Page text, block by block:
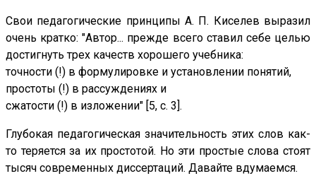
Свои педагогические принципы А. П. Киселев выразил
очень кратко: "Автор... прежде всего ставил себе целью
достигнуть трех качеств хорошего учебника:
точности (!) в формулировке и установлении понятий,
простоты (!) в рассуждениях и
сжатости (!) в изложении" [5, с. 3].
Глубокая педагогическая значительность этих слов как-
то теряется за их простотой. Но эти простые слова стоят
тысяч современных диссертаций. Давайте вдумаемся.